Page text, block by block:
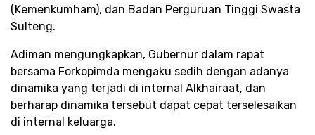
(Kemenkumham), dan Badan Perguruan Tinggi Swasta
Sulteng.
Adiman mengungkapkan, Gubernur dalam rapat
bersama Forkopimda mengaku sedih dengan adanya
dinamika yang terjadi di internal Alkhairaat, dan
berharap dinamika tersebut dapat cepat terselesaikan
di internal keluarga.